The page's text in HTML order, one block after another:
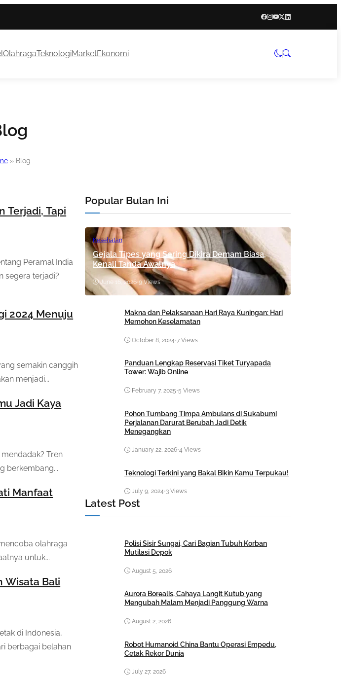
OlahragaTeknologiMarketEkonomi
» Blog
Terjadi, Tapi
Peramal India
segera terjadi?
2024 Menuju
semakin canggih
menjadi...
Jadi Kaya
Tren
berkembang...
Manfaat
olahraga
untuk...
Wisata Bali
di Indonesia,
berbagai belahan
Popular Bulan Ini
Kesehatan
Gejala Tipes yang Sering Dikira Demam Biasa,
Kenali Tanda Awalnya
June 16, 2026•9 Views
Makna dan Pelaksanaan Hari Raya Kuningan: Hari
Memohon Keselamatan
October 8, 2024 •7 Views
Panduan Lengkap Reservasi Tiket Turyapada
Tower: Wajib Online
February 7, 2025•5 Views
Pohon Tumbang Timpa Ambulans di Sukabumi
Perjalanan Darurat Berubah Jadi Detik
Menegangkan
January 22, 2026•4 Views
Teknologi Terkini yang Bakal Bikin Kamu Terpukau!
July 9, 2024•3 Views
Latest Post
Polisi Sisir Sungai, Cari Bagian Tubuh Korban
Mutilasi Depok
August 5, 2026
Aurora Borealis, Cahaya Langit Kutub yang
Mengubah Malam Menjadi Panggung Warna
August 2, 2026
Robot Humanoid China Bantu Operasi Empedu,
Cetak Rekor Dunia
July 27, 2026